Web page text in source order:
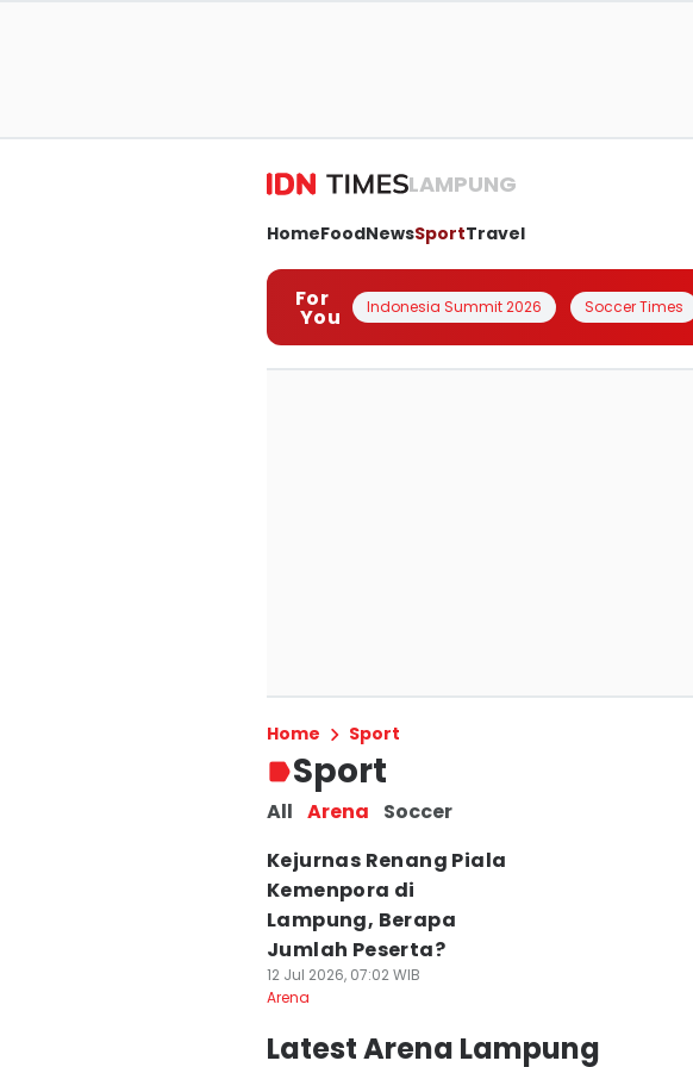
LAMPUNG
HomeFoodNewsSportTravel
For
You Indonesia Summit 2026 Soccer Times
Home Sport
Sport
All Arena Soccer
Terbaik Putri Kejurnas
17 Jul 2026, 10:02 WIB
Arena
Kejurnas Renang Piala
Kemenpora di
Lampung, Berapa
Jumlah Peserta?
12 Jul 2026, 07:02 WIB
Arena
Latest Arena Lampung